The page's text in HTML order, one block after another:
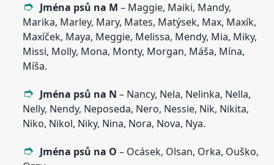
Jména psů na M – Maggie, Maiki, Mandy,
Marika, Marley, Mary, Mates, Matýsek, Max, Maxík,
Maxíček, Maya, Meggie, Melissa, Mendy, Mia, Miky,
Missi, Molly, Mona, Monty, Morgan, Máša, Mína,
Míša.
Jména psů na N– Nancy, Nela, Nelinka, Nella,
Nelly, Nendy, Neposeda, Nero, Nessie, Nik, Nikita,
Niko, Nikol, Niky, Nina, Nora, Nova, Nya.
Jména psů na O– Ocásek, Olsan, Orka, Ouško,